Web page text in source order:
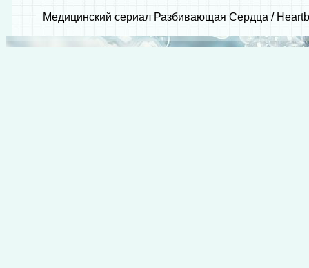
Медицинский сериал Разбивающая Сердца /